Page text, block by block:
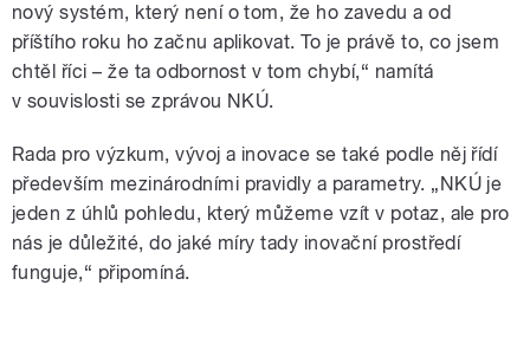
nový systém, který není o tom, že ho zavedu a od
příštího roku ho začnu aplikovat. To je právě to, co jsem
chtěl říci – že ta odbornost v tom chybí,“ namítá
v souvislosti se zprávou NKÚ.
Rada pro výzkum, vývoj a inovace se také podle něj řídí
především mezinárodními pravidly a parametry. „NKÚ je
jeden z úhlů pohledu, který můžeme vzít v potaz, ale pro
nás je důležité, do jaké míry tady inovační prostředí
funguje,“ připomíná.